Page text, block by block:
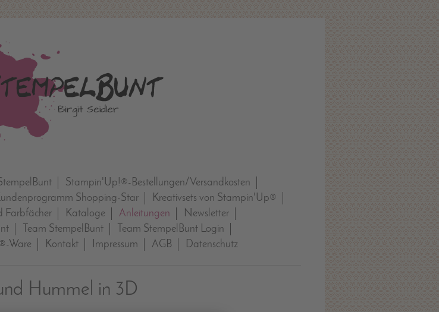
Stampin'Up!®-Bestellungen/Versandkosten
Shopping-Star
Kreativsets von Stampin'Up®
Farbfächer Kataloge Anleitungen
Newsletter
Team StempelBunt
Team StempelBunt Login
Ware
Kontakt Impressum AGB Datenschutz
Hummel in 3D